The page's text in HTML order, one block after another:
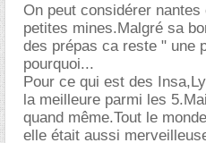
On peut considérer
petites mines.Malgré sa
des prépas ca reste " une
pourquoi...
Pour ce qui est des
la meilleure parmi les
quand même.Tout le
elle était aussi